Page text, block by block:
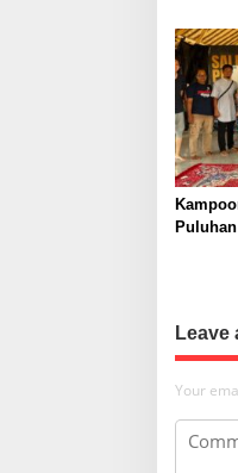
Leave
Your